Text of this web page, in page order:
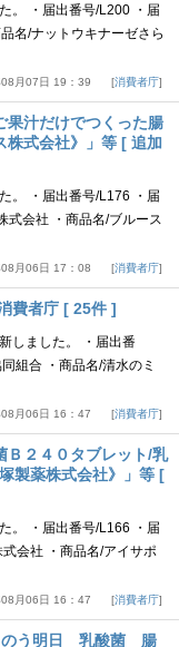
。 ・届出番号/L200 ・届
名/ナットウキナーゼさら
月07日 19：39 消費者庁
果汁だけでつくった腸
株式会社》」等 [ 追加
。 ・届出番号/L176 ・届
式会社 ・商品名/ブルース
月06日 17：08 消費者庁
費者庁 [ 25件 ]
しました。 ・届出番
組合 ・商品名/清水のミ
月06日 16：47 消費者庁
Ｂ２４０タブレット/乳
製薬株式会社》」等 [
。 ・届出番号/L166 ・届
会社 ・商品名/アイサポ
月06日 16：47 消費者庁
のう明日 乳酸菌 腸